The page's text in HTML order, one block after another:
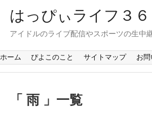
はっぴぃライフ
アイドルのライブ配信やスポーツの生中
ホーム ぴよこのこと サイトマップ お
「 雨 」一覧